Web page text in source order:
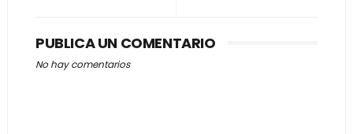
PUBLICA UN COMENTARIO
No hay comentarios